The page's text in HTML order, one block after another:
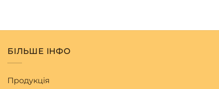
БІЛЬШЕ ІНФО
Продукція